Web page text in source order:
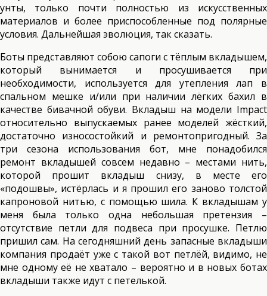
унты, только почти полностью из искусственных
материалов и более приспособленные под полярные
условия. Дальнейшая эволюция, так сказать.
Боты представляют собою сапоги с тёплым вкладышем,
который вынимается и просушивается при
необходимости, используется для утепления лап в
спальном мешке и/или при наличии лёгких бахил в
качестве бивачной обуви. Вкладыш на модели Impact
относительно выпускаемых ранее моделей жёсткий,
достаточно износостойкий и ремонтопригодный. За
три сезона использования бот, мне понадобился
ремонт вкладышей совсем недавно – местами нить,
которой прошит вкладыш снизу, в месте его
«подошвы», истёрлась и я прошил его заново толстой
капроновой нитью, с помощью шила. К вкладышам у
меня была только одна небольшая претензия –
отсутствие петли для подвеса при просушке. Петлю
пришил сам. На сегодняшний день запасные вкладыши
компания продаёт уже с такой вот петлёй, видимо, не
мне одному её не хватало – вероятно и в новых ботах
вкладыши также идут с петелькой.